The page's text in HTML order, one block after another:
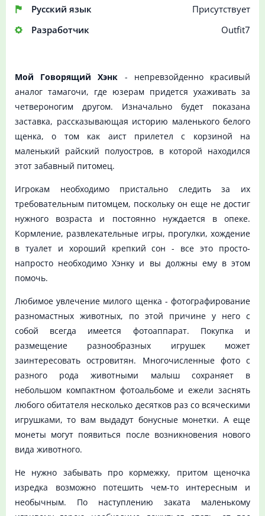
Русский язык
Присутствует
Разработчик
Outfit7
Мой Говорящий Хэнк - непревзойденно красивый
аналог тамагочи, где юзерам придется ухаживать за
четвероногим другом. Изначально будет показана
заставка, рассказывающая историю маленького белого
щенка, о том как аист прилетел с корзиной на
маленький райский полуостров, в которой находился
этот забавный питомец.
Игрокам необходимо пристально следить за их
требовательным питомцем, поскольку он еще не достиг
нужного возраста и постоянно нуждается в опеке.
Кормление, развлекательные игры, прогулки, хождение
в туалет и хороший крепкий сон - все это просто-
напросто необходимо Хэнку и вы должны ему в этом
помочь.
Любимое увлечение милого щенка - фотографирование
разномастных животных, по этой причине у него с
собой всегда имеется фотоаппарат. Покупка и
размещение разнообразных игрушек может
заинтересовать островитян. Многочисленные фото с
разного рода животными малыш сохраняет в
небольшом компактном фотоальбоме и ежели заснять
любого обитателя несколько десятков раз со всяческими
игрушками, то вам выдадут бонусные монетки. А еще
монеты могут появиться после возникновения нового
вида животного.
Не нужно забывать про кормежку, притом щеночка
изредка возможно потешить чем-то интересным и
необычным. По наступлению заката маленькому